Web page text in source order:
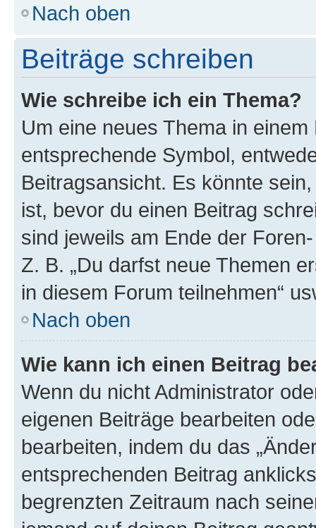
Nach oben
Beiträge schreiben
Wie schreibe ich ein Thema?
Um eine neues Thema in
entsprechende Symbol,
Beitragsansicht. Es könnte
ist, bevor du einen Beitrag
sind jeweils am Ende der
Z. B. „Du darfst neue Themen
in diesem Forum teilnehmen“
Nach oben
Wie kann ich einen Beitrag
Wenn du nicht Administrator
eigenen Beiträge bearbeiten
bearbeiten, indem du das
entsprechenden Beitrag
begrenzten Zeitraum nach